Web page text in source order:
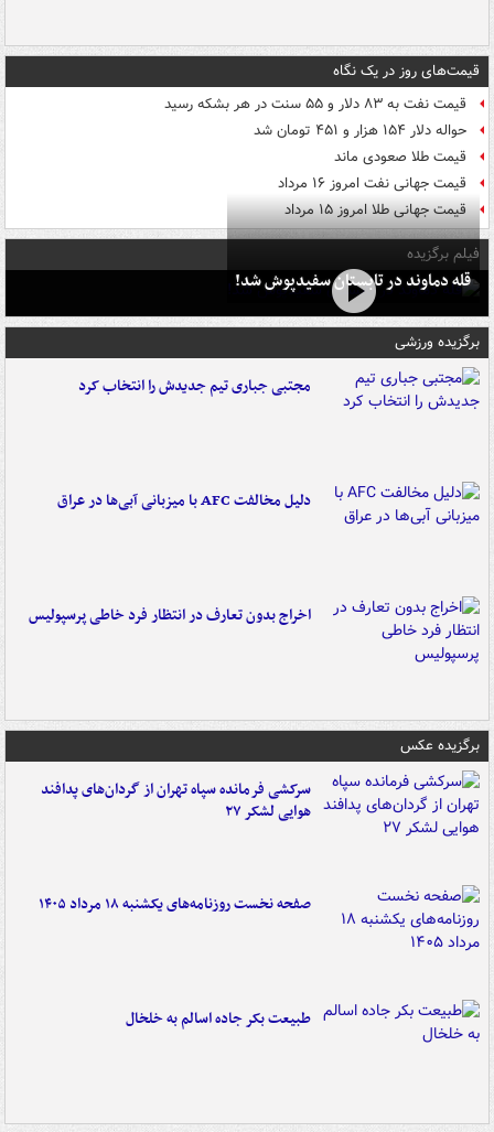
قیمت‌های روز در یک نگاه
قیمت نفت به ۸۳ دلار و ۵۵ سنت در هر بشکه رسید
حواله دلار ۱۵۴ هزار و ۴۵۱ تومان شد
قیمت طلا صعودی ماند
قیمت جهانی نفت امروز ۱۶ مرداد
قیمت جهانی طلا امروز ۱۵ مرداد
فیلم برگزیده
قله دماوند در تابستان سفیدپوش شد!
برگزیده ورزشی
مجتبی جباری تیم جدیدش را انتخاب کرد
دلیل مخالفت AFC با میزبانی آبی‌ها در عراق
اخراج بدون تعارف در انتظار فرد خاطی پرسپولیس
برگزیده عکس
سرکشی فرمانده سپاه تهران از گردان‌های پدافند
هوایی لشکر ۲۷
صفحه نخست روزنامه‌های یکشنبه ۱۸ مرداد ۱۴۰۵
طبیعت بکر جاده اسالم به خلخال